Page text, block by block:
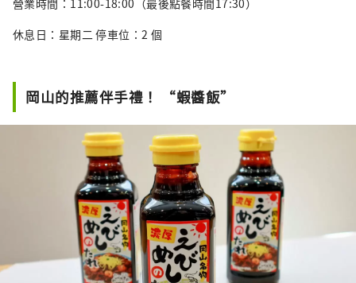
休息日：星期二 停車位：2 個
岡山的推薦伴手禮！ “蝦醬飯”